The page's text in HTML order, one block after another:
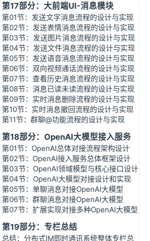
第17部分：大前端UI-消息模块
第01节：发送文字消息流程的设计与实现
第02节：发送表情消息流程的设计与实现
第03节：发送图片消息流程的设计与实现
第04节：发送文件消息流程的设计与实现
第05节：发送语音消息流程的设计与实现
第06节：双向视频通话流程的设计与实现
第07节：查看历史消息流程的设计与实现
第08节：消息已读未读流程的设计与实现
第09节：实时消息删除流程的设计与实现
第10节：实时消息撤回流程的设计与实现
第11节：群聊@功能流程的设计与实现
第18部分：OpenAI大模型接入服务
第01节：OpenAI总体对接流程架构设计
第02节：OpenAI接入服务总体框架设计
第03节：OpenAI领域模型与核心接口设计
第04节：OpenAI大模型对接设计和实现
第05节：单聊消息对接OpenAI大模型
第06节：群聊消息对接OpenAI大模型
第07节：扩展实现对接多种OpenAI大模型
第19部分：专栏总结
总结：分布式IM即时通讯系统整体专栏总